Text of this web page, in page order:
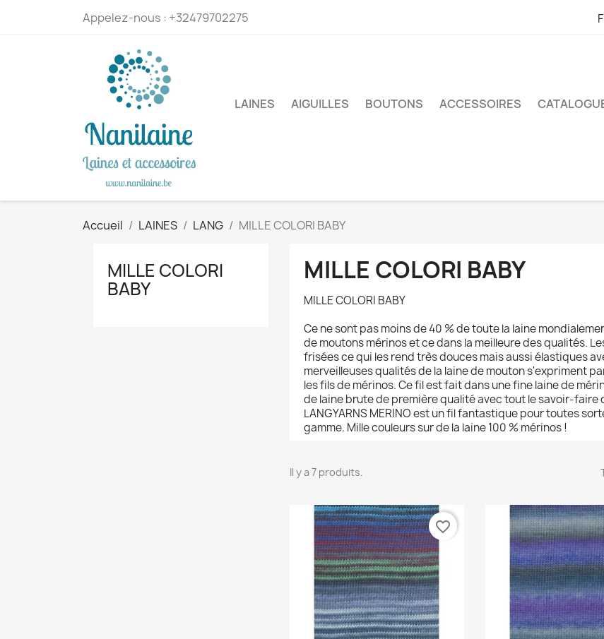
Appelez-nous : +32479702275
LAINES AIGUILLES BOUTONS ACCESSOIRES
Accueil LAINES LANG MILLE COLORI BABY
MILLE COLORI
BABY
MILLE COLORI BABY
MILLE COLORI BABY
Ce ne sont pas moins de 40 % de toute la laine
de moutons mérinos et ce dans la meilleure des qualités.
frisées ce qui les rend très douces mais aussi élastiques
merveilleuses qualités de la laine de mouton s'expriment
les fils de mérinos. Ce fil est fait dans une fine laine de
de laine brute de première qualité avec tout le savoir-faire
LANGYARNS MERINO est un fil fantastique pour toutes
gamme. Mille couleurs sur de la laine 100 % mérinos !
Il y a 7 produits.
favorite_border